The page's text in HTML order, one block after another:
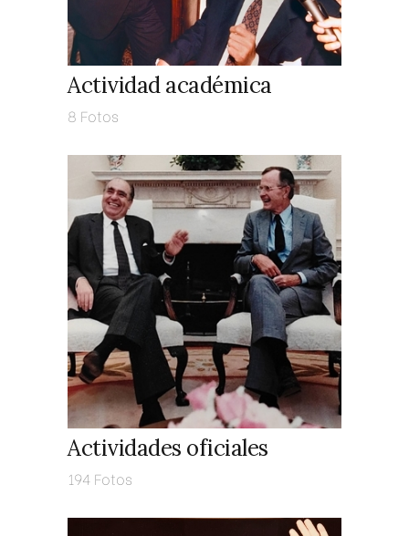
Actividad académica
8 Fotos
Actividades oficiales
194 Fotos